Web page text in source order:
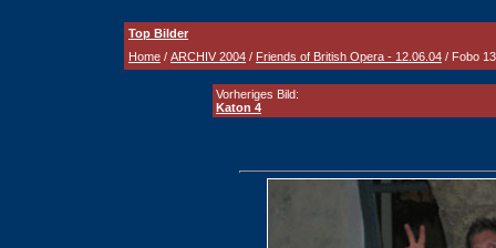
Top Bilder
Home / ARCHIV 2004 / Friends of British Opera - 12.06.04 / Fobo 13
Vorheriges Bild:
Katon 4